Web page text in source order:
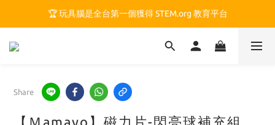
🏆 玩具腦是全台第一個獲得 STEM.org 教育平台
🏆 玩具腦是全台第一個獲得 STEM.org 教育平台
🍎 玩具腦最特別的 VIP 制度 👉
Share
【Ｍamayo】磁力片-閃亮球補充組